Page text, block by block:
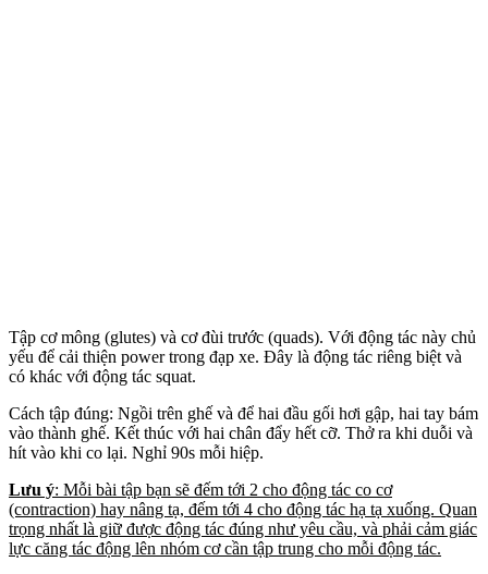
Tập cơ mông (glutes) và cơ đùi trước (quads). Với động tác này chủ
yếu để cải thiện power trong đạp xe. Đây là động tác riêng biệt và
có khác với động tác squat.
Cách tập đúng: Ngồi trên ghế và để hai đầu gối hơi gập, hai tay bám
vào thành ghế. Kết thúc với hai chân đẩy hết cỡ. Thở ra khi duỗi và
hít vào khi co lại. Nghỉ 90s mỗi hiệp.
Lưu ý: Mỗi bài tập bạn sẽ đếm tới 2 cho động tác co cơ
(contraction) hay nâng tạ, đếm tới 4 cho động tác hạ tạ xuống. Quan
trọng nhất là giữ được động tác đúng như yêu cầu, và phải cảm giác
lực căng tác động lên nhóm cơ cần tập trung cho mỗi động tác.